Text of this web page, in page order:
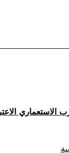
الاستعماري